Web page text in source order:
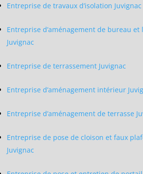
Entreprise de travaux d’isolation Juvignac
Entreprise d’aménagement de bureau
Juvignac
Entreprise de terrassement Juvignac
Entreprise d’aménagement intérieur
Entreprise d’aménagement de terrasse
Entreprise de pose de cloison et faux
Juvignac